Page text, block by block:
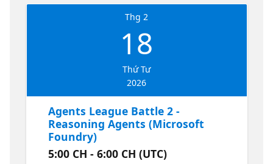
This session is a part of a series, Explore all
Thg 2
18
Thứ Tư
2026
Agents League Battle 2 -
Reasoning Agents (Microsoft
Foundry)
5:00 CH - 6:00 CH (UTC)